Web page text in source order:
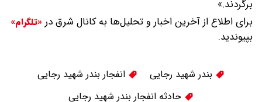
برگردند.»
برای اطلاع از آخرین اخبار و تحلیل‌ها به کانال شرق در «تلگرام»
بپیوندید.
بندر شهید رجایی
انفجار بندر شهید رجایی
حادثه انفجار بندر شهید رجایی